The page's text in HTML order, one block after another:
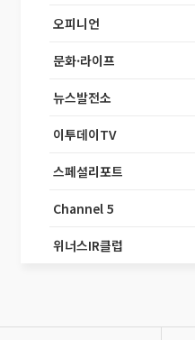
오피니언
문화·라이프
뉴스발전소
이투데이TV
스페셜리포트
Channel 5
위너스IR클럽